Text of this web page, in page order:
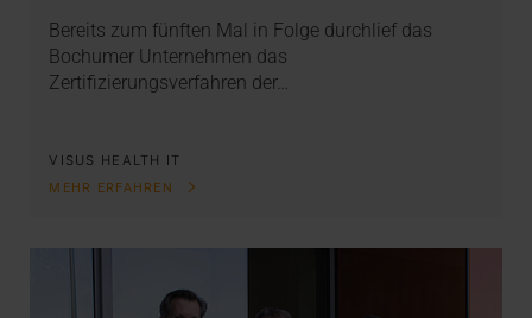
Bereits zum fünften Mal in Folge durchlief das
Bochumer Unternehmen das
Zertifizierungsverfahren der…
VISUS HEALTH IT
MEHR ERFAHREN